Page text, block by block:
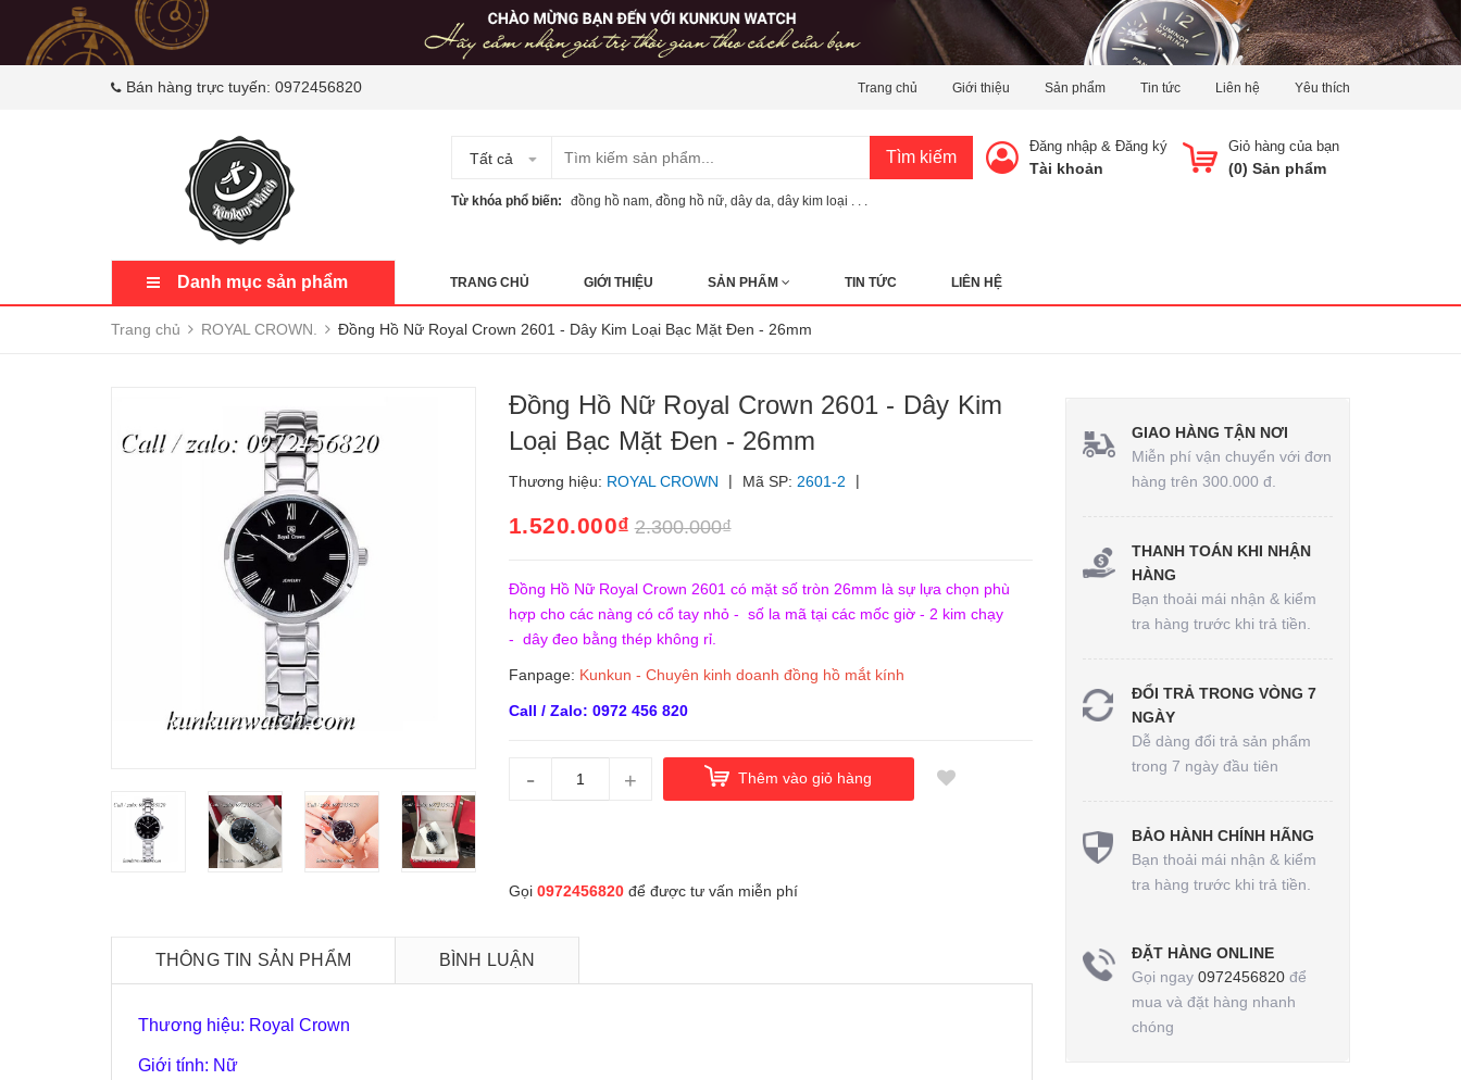
Bán hàng trực tuyến: 0972456820 Trang chủ Giới thiệu Sản phẩm Tin tức Liên hệ Yêu thích
Tất cả Tìm kiếm
Từ khóa phổ biến: đồng hồ nam đồng hồ nữ dây da dây kim loại . . .
Giỏ hàng của bạn
(0) Sản phẩm
Đăng nhập & Đăng ký
Tài khoản
Danh mục sản phẩm TRANG CHỦ GIỚI THIỆU SẢN PHẨM TIN TỨC LIÊN HỆ
Trang chủ ROYAL CROWN. Đồng Hồ Nữ Royal Crown 2601 - Dây Kim Loại Bạc Mặt Đen - 26mm
Đồng Hồ Nữ Royal Crown 2601 - Dây Kim
Loại Bạc Mặt Đen - 26mm
Thương hiệu: ROYAL CROWN | Mã SP: 2601-2 |
1.520.000₫ 2.300.000₫
Đồng Hồ Nữ Royal Crown 2601 có mặt số tròn 26mm là sự lựa chọn phù
hợp cho các nàng có cổ tay nhỏ - số la mã tại các mốc giờ - 2 kim chạy
- dây đeo bằng thép không rỉ.
Fanpage: Kunkun - Chuyên kinh doanh đồng hồ mắt kính
Call / Zalo: 0972 456 820
- + Thêm vào giỏ hàng
Gọi 0972456820để được tư vấn miễn phí
THÔNG TIN SẢN PHẨM BÌNH LUẬN
Thương hiệu: Royal Crown
Giới tính: Nữ
GIAO HÀNG TẬN NƠI
Miễn phí vận chuyển với đơn
hàng trên 300.000 đ.
THANH TOÁN KHI NHẬN
HÀNG
Bạn thoải mái nhận & kiểm
tra hàng trước khi trả tiền.
ĐỔI TRẢ TRONG VÒNG 7
NGÀY
Dễ dàng đổi trả sản phẩm
trong 7 ngày đầu tiên
BẢO HÀNH CHÍNH HÃNG
Bạn thoải mái nhận & kiểm
tra hàng trước khi trả tiền.
ĐẶT HÀNG ONLINE
Gọi ngay 0972456820để
mua và đặt hàng nhanh
chóng